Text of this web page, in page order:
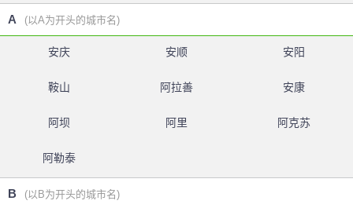
A (以A为开头的城市名)
安庆 安顺 安阳
鞍山 阿拉善 安康
阿坝 阿里 阿克苏
阿勒泰
B (以B为开头的城市名)